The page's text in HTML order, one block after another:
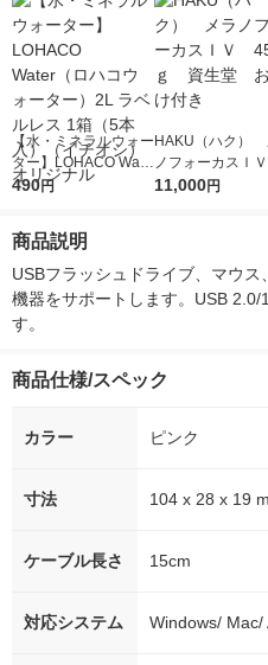
【水・ミネラルウォー
ター】LOHACO Wate
r（ロハコウォータ
シ） オリジナル
490円
HAKU（ハク）
ノフォーカスＩ
5ｇ 資生堂 お
11,000円
商品説明
USBフラッシュドライブ、マウ
機器をサポートします。USB
す。
商品仕様/スペック
カラー ピンク
寸法 104 x 28 x 19
ケーブル長さ 15cm
対応システム Windows/ Mac/